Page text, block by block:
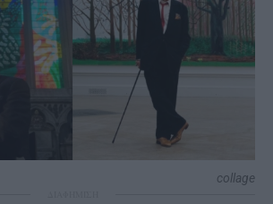
collage